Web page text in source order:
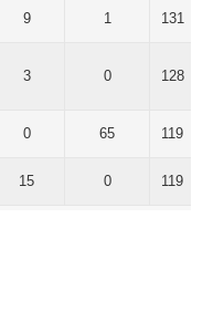
9 1 131
3 0 128
0 65 119
15 0 119